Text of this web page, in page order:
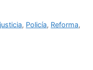
justicia, Policía, Reforma,